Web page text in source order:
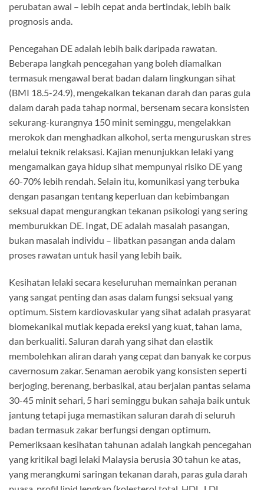
perubatan awal – lebih cepat anda bertindak, lebih baik
prognosis anda.
Pencegahan DE adalah lebih baik daripada rawatan.
Beberapa langkah pencegahan yang boleh diamalkan
termasuk mengawal berat badan dalam lingkungan sihat
(BMI 18.5-24.9), mengekalkan tekanan darah dan paras gula
dalam darah pada tahap normal, bersenam secara konsisten
sekurang-kurangnya 150 minit seminggu, mengelakkan
merokok dan menghadkan alkohol, serta menguruskan stres
melalui teknik relaksasi. Kajian menunjukkan lelaki yang
mengamalkan gaya hidup sihat mempunyai risiko DE yang
60-70% lebih rendah. Selain itu, komunikasi yang terbuka
dengan pasangan tentang keperluan dan kebimbangan
seksual dapat mengurangkan tekanan psikologi yang sering
memburukkan DE. Ingat, DE adalah masalah pasangan,
bukan masalah individu – libatkan pasangan anda dalam
proses rawatan untuk hasil yang lebih baik.
Kesihatan lelaki secara keseluruhan memainkan peranan
yang sangat penting dan asas dalam fungsi seksual yang
optimum. Sistem kardiovaskular yang sihat adalah prasyarat
biomekanikal mutlak kepada ereksi yang kuat, tahan lama,
dan berkualiti. Saluran darah yang sihat dan elastik
membolehkan aliran darah yang cepat dan banyak ke corpus
cavernosum zakar. Senaman aerobik yang konsisten seperti
berjoging, berenang, berbasikal, atau berjalan pantas selama
30-45 minit sehari, 5 hari seminggu bukan sahaja baik untuk
jantung tetapi juga memastikan saluran darah di seluruh
badan termasuk zakar berfungsi dengan optimum.
Pemeriksaan kesihatan tahunan adalah langkah pencegahan
yang kritikal bagi lelaki Malaysia berusia 30 tahun ke atas,
yang merangkumi saringan tekanan darah, paras gula darah